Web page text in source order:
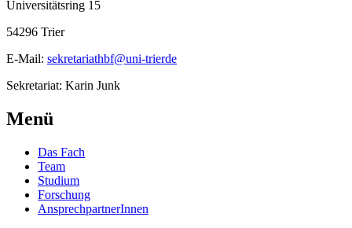
Universitätsring 15
54296 Trier
E-Mail: sekretariathbf@uni-trierde
Sekretariat: Karin Junk
Menü
Das Fach
Team
Studium
Forschung
AnsprechpartnerInnen